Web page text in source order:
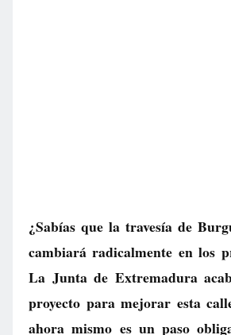
¿Sabías que la travesía de
cambiará radicalmente en los
La Junta de Extremadura
proyecto para mejorar esta
ahora mismo es un paso